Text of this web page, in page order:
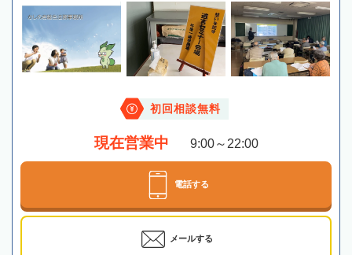
初回相談無料
現在営業中 9:00～22:00
電話する
メールする